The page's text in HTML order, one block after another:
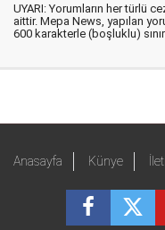
UYARI: Yorumların her türlü
aittir. Mepa News, yapılan
600 karakterle (boşluklu)
Anasayfa Künye